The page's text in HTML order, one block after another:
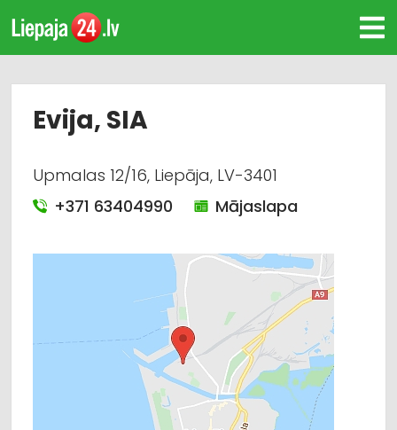
Evija, SIA
Upmalas 12/16, Liepāja, LV-3401
+371 63404990
Mājaslapa